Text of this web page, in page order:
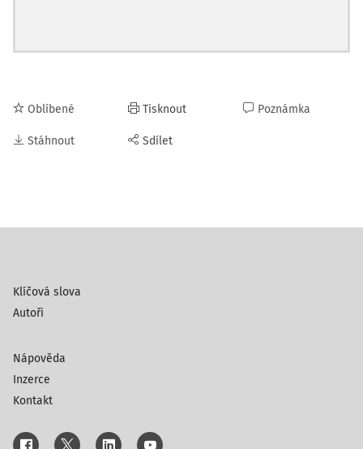
Oblíbené
Stáhnout
Tisknout
Sdílet
Poznámka
Klíčová slova
Autoři
Nápověda
Inzerce
Kontakt